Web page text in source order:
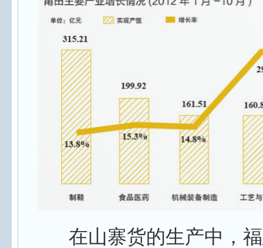
在山寨货的生产中，